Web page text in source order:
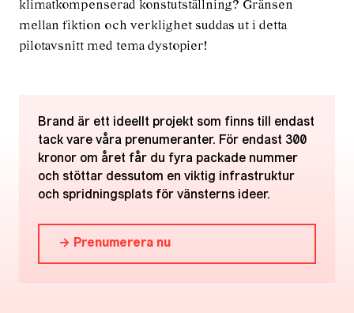
klimatkompenserad konstutställning? Gränsen
mellan fiktion och verklighet suddas ut i detta
pilotavsnitt med tema dystopier!
Brand är ett ideellt projekt som finns till endast
tack vare våra prenumeranter. För endast 300
kronor om året får du fyra packade nummer
och stöttar dessutom en viktig infrastruktur
och spridningsplats för vänsterns ideer.
→ Prenumerera nu